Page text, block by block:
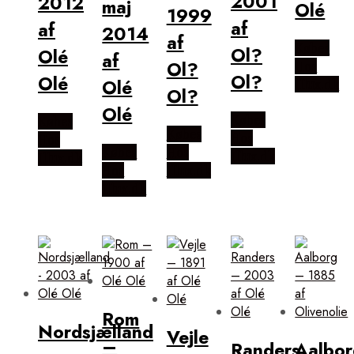
af
Olé
Olé
maj
2014
af
Olé
Olé
1999
af
Ol?
Ol?
af
Ol?
Ol?
Olé
Nordsjælland
Rom
–
Vejle